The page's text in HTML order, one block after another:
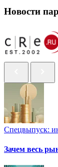
Новости
Спецвыпуск:
Зачем весь